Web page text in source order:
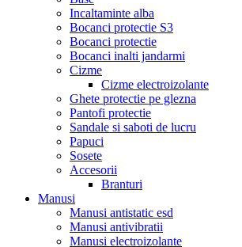
Incaltaminte alba
Bocanci protectie S3
Bocanci protectie
Bocanci inalti jandarmi
Cizme
Cizme electroizolante
Ghete protectie pe glezna
Pantofi protectie
Sandale si saboti de lucru
Papuci
Sosete
Accesorii
Branturi
Manusi
Manusi antistatic esd
Manusi antivibratii
Manusi electroizolante